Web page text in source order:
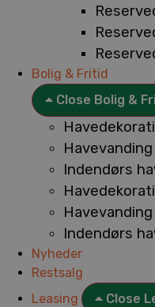
Bolig & Fritid
Close Bolig &
Havevanding
Indendørs
Havevanding
Indendørs
Nyheder
Restsalg
Leasing
Close